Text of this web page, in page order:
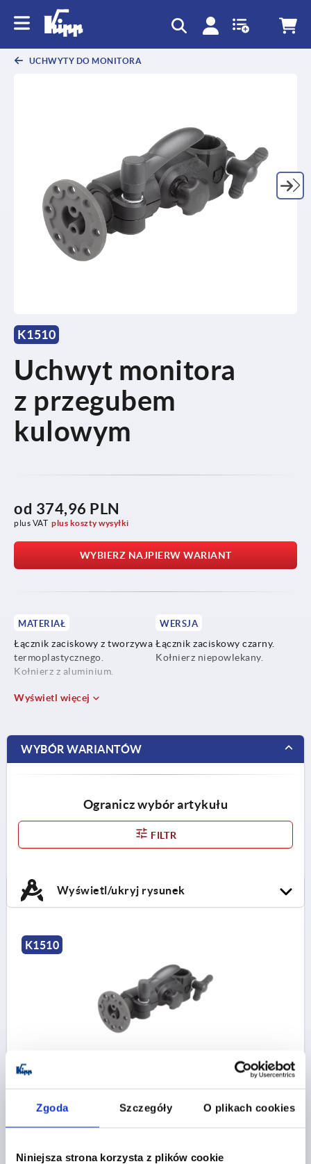
Zgoda Szczegóły O plikach cookies
Niniejsza strona korzysta z plików cookie
UCHWYTY DO MONITORA
K1510
Uchwyt monitora
z przegubem
kulowym
od 374,96 PLN
plus VAT plus koszty wysyłki
WYBIERZ NAJPIERW WARIANT
MATERIAŁ
Łącznik zaciskowy z tworzywa
termoplastycznego.
Kołnierz z aluminium.
WERSJA
Łącznik zaciskowy czarny.
Kołnierz niepowlekany.
Wyświetl więcej
WYBÓR WARIANTÓW
Ogranicz wybór artykułu
FILTR
Wyświetl/ukryj rysunek
K1510
UCHWYT MONITORA Z PRZEGUBEM KULOWYM,
TERMOPLAST, KOMP:ALUMINIUM
WERSJA 1=Z PRZEGUBEM KULKOWYM
374,96 PLN